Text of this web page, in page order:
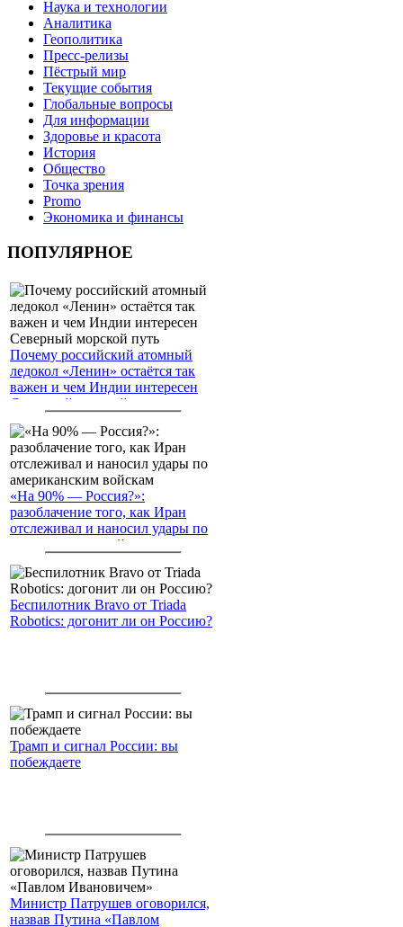
Наука и технологии
Аналитика
Геополитика
Пресс-релизы
Пёстрый мир
Текущие события
Глобальные вопросы
Для информации
Здоровье и красота
История
Общество
Точка зрения
Promo
Экономика и финансы
ПОПУЛЯРНОЕ
Почему российский атомный
ледокол «Ленин» остаётся так
важен и чем Индии интересен
Северный морской путь
«На 90% — Россия?»:
разоблачение того, как Иран
отслеживал и наносил удары по
американским войскам
Беспилотник Bravo от Triada
Robotics: догонит ли он Россию?
Трамп и сигнал России: вы
побеждаете
Министр Патрушев оговорился,
назвав Путина «Павлом